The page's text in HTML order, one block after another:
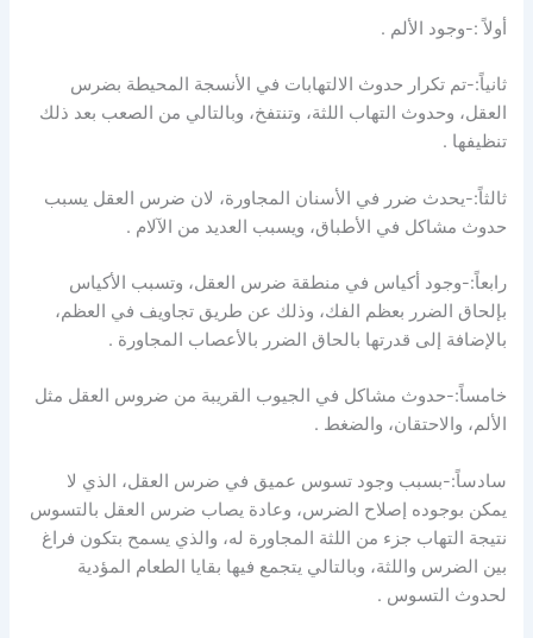
أولاً :-وجود الألم .
ثانياً:-تم تكرار حدوث الالتهابات في الأنسجة المحيطة بضرس
العقل، وحدوث التهاب اللثة، وتنتفخ، وبالتالي من الصعب بعد ذلك
تنظيفها .
ثالثاً:-يحدث ضرر في الأسنان المجاورة، لان ضرس العقل يسبب
حدوث مشاكل في الأطباق، ويسبب العديد من الآلام .
رابعاً:-وجود أكياس في منطقة ضرس العقل، وتسبب الأكياس
بإلحاق الضرر بعظم الفك، وذلك عن طريق تجاويف في العظم،
بالإضافة إلى قدرتها بالحاق الضرر بالأعصاب المجاورة .
خامساً:-حدوث مشاكل في الجيوب القريبة من ضروس العقل مثل
الألم، والاحتقان، والضغط .
سادساً:-بسبب وجود تسوس عميق في ضرس العقل، الذي لا
يمكن بوجوده إصلاح الضرس، وعادة يصاب ضرس العقل بالتسوس
نتيجة التهاب جزء من اللثة المجاورة له، والذي يسمح بتكون فراغ
بين الضرس واللثة، وبالتالي يتجمع فيها بقايا الطعام المؤدية
لحدوث التسوس .